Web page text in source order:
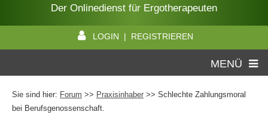
Der Onlinedienst für Ergotherapeuten
LOGIN | REGISTRIEREN
MENÜ
Sie sind hier: Forum >> Praxisinhaber >> Schlechte Zahlungsmoral
bei Berufsgenossenschaft.